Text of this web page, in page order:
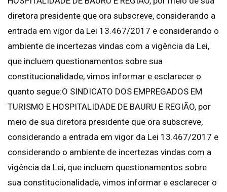
diretora presidente que ora subscreve, considerando a
entrada em vigor da Lei 13.467/2017 e considerando o
ambiente de incertezas vindas com a vigência da Lei,
que incluem questionamentos sobre sua
constitucionalidade, vimos informar e esclarecer o
quanto segue:O SINDICATO DOS EMPREGADOS EM
TURISMO E HOSPITALIDADE DE BAURU E REGIÃO, por
meio de sua diretora presidente que ora subscreve,
considerando a entrada em vigor da Lei 13.467/2017 e
considerando o ambiente de incertezas vindas com a
vigência da Lei, que incluem questionamentos sobre
sua constitucionalidade, vimos informar e esclarecer o